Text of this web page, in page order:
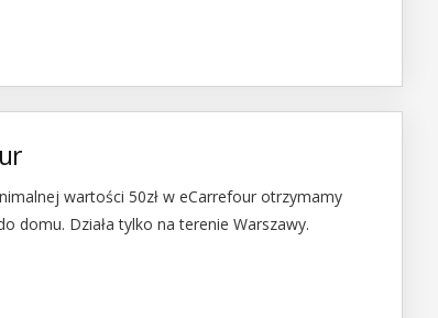
wartości 50zł w eCarrefour otrzymamy
domu. Działa tylko na terenie Warszawy.